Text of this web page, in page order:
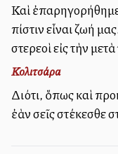
Καὶ
πίστιν εἶναι ζωή
στερεοὶ εἰς τὴν
Κολιτσάρα
Διότι, ὅπως καὶ
ἐὰν σεῖς στέκεσθε